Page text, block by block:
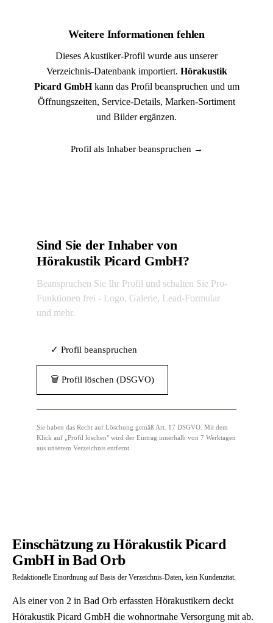
Weitere Informationen fehlen
Dieses Akustiker-Profil wurde aus unserer
Verzeichnis-Datenbank importiert. Hörakustik
Picard GmbHkann das Profil beanspruchen und um
Öffnungszeiten, Service-Details, Marken-Sortiment
und Bilder ergänzen.
Profil als Inhaber beanspruchen →
Sind Sie der Inhaber von
Hörakustik Picard GmbH?
Beanspruchen Sie Ihr Profil und schalten Sie Pro-
Funktionen frei - Logo, Galerie, Lead-Formular
und mehr.
✓ Profil beanspruchen
🗑 Profil löschen (DSGVO)
Sie haben das Recht auf Löschung gemäß Art. 17 DSGVO. Mit dem
Klick auf „Profil löschen" wird der Eintrag innerhalb von 7 Werktagen
aus unserem Verzeichnis entfernt.
Einschätzung zu Hörakustik Picard
GmbH in Bad Orb
Redaktionelle Einordnung auf Basis der Verzeichnis-Daten, kein Kundenzitat.
Als einer von 2 in Bad Orb erfassten Hörakustikern deckt
Hörakustik Picard GmbH die wohnortnahe Versorgung mit ab.